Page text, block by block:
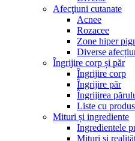
Afecţiuni cutanate
Acnee
Rozacee
Zone hiper
Diverse
Îngrijire corp și păr
Îngrijire corp
Îngrijire păr
Îngrijirea
Liste cu
Mituri și ingrediente
Ingredientele
Mituri şi